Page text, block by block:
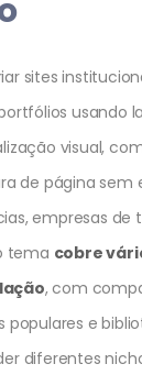
sites
usando
visual,
de página sem
empresas de
tema cobre
, com
populares e
diferentes